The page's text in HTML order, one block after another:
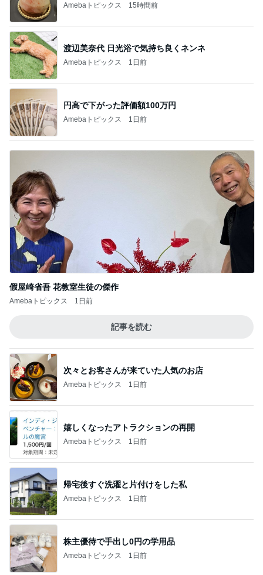
Amebaトピックス 15時間前
渡辺美奈代 日光浴で気持ち良くネンネ
Amebaトピックス 1日前
円高で下がった評価額100万円
Amebaトピックス 1日前
假屋崎省吾 花教室生徒の傑作
Amebaトピックス 1日前
記事を読む
次々とお客さんが来ていた人気のお店
Amebaトピックス 1日前
嬉しくなったアトラクションの再開
Amebaトピックス 1日前
帰宅後すぐ洗濯と片付けをした私
Amebaトピックス 1日前
株主優待で手出し0円の学用品
Amebaトピックス 1日前